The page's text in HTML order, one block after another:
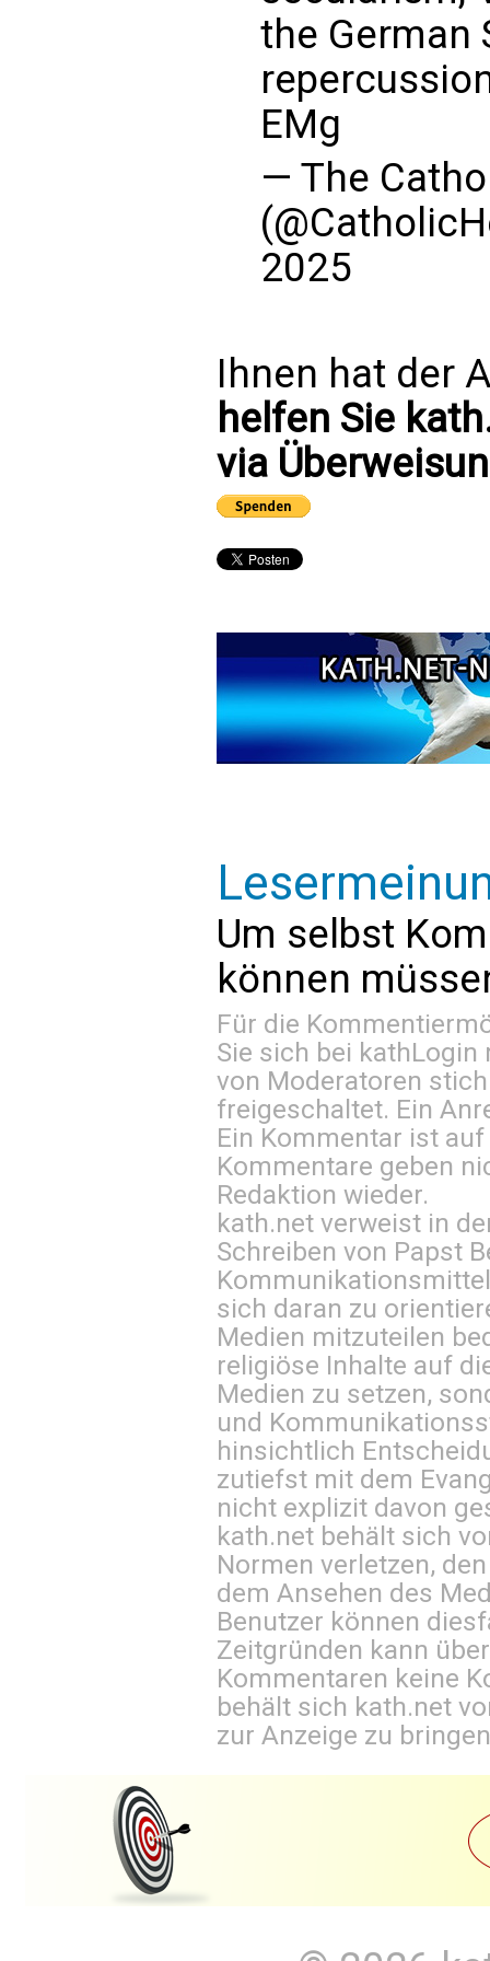
the German
EMg
— The
2025
Ihnen hat der
helfen Sie
via
Um selbst
können
Für die
Sie sich bei kathLogin
von Moderatoren
freigeschaltet. Ein
Ein Kommentar ist
Kommentare geben
Redaktion wieder.
kath.net verweist in
Schreiben von Papst
sich daran zu
Medien mitzuteilen
religiöse Inhalte auf
Medien zu setzen,
und
hinsichtlich
zutiefst mit dem
nicht explizit davon
kath.net behält sich
Normen verletzen,
dem Ansehen des
Benutzer können
Zeitgründen kann
Kommentaren keine
behält sich kath.net
zur Anzeige zu